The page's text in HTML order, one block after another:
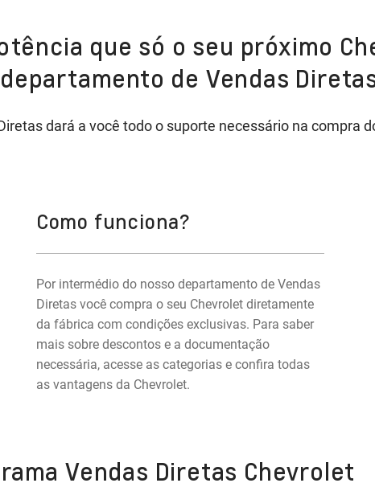
que só o seu próximo
de Vendas
dará a você todo o suporte necessário na compra
Como funciona?
Por intermédio do nosso departamento de Vendas
Diretas você compra o seu Chevrolet diretamente
da fábrica com condições exclusivas. Para saber
mais sobre descontos e a documentação
necessária, acesse as categorias e confira todas
as vantagens da Chevrolet.
Vendas Diretas Chevrolet